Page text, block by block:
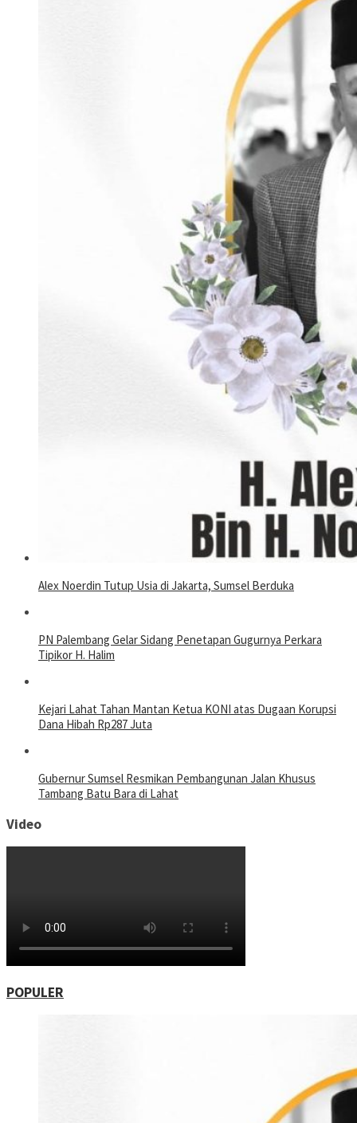
Alex Noerdin Tutup Usia di Jakarta, Sumsel Berduka
PN Palembang Gelar Sidang Penetapan Gugurnya Perkara
Tipikor H. Halim
Kejari Lahat Tahan Mantan Ketua KONI atas Dugaan Korupsi
Dana Hibah Rp287 Juta
Gubernur Sumsel Resmikan Pembangunan Jalan Khusus
Tambang Batu Bara di Lahat
Video
POPULER